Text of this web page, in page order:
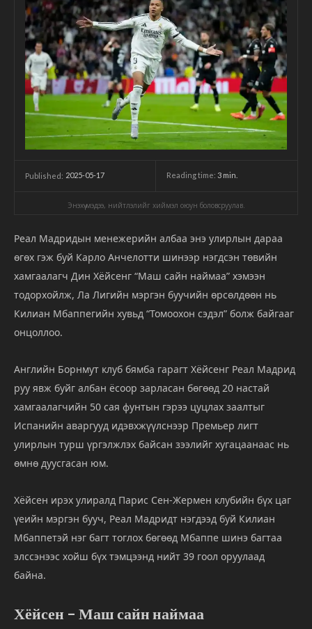
Published: 2025-05-17 Reading time: 3 min.
Энэхүү мэдээ, нийтлэлийг хиймэл оюун боловсруулав.
Реал Мадридын менежерийн албаа энэ улирлын дараа
өгөх гэж буй Карло Анчелотти шинээр нэгдсэн төвийн
хамгаалагч Дин Хёйсенг “Маш сайн наймаа” хэмээн
тодорхойлж, Ла Лигийн мэргэн буучийн өрсөлдөөн нь
Килиан Мбаппегийн хувьд “Томоохон сэдэл” болж байгааг
онцоллоо.
Английн Борнмут клуб бямба гарагт Хёйсенг Реал Мадрид
руу явж буйг албан ёсоор зарласан бөгөөд 20 настай
хамгаалагчийн 50 сая фунтын гэрээ цуцлах заалтыг
Испанийн аваргууд идэвхжүүлснээр Премьер лигт
улирлын турш үргэлжлэх байсан зээлийг хугацаанаас нь
өмнө дуусгасан юм.
Хёйсен ирэх улиралд Парис Сен-Жермен клубийн бүх цаг
үеийн мэргэн бууч, Реал Мадридт нэгдээд буй Килиан
Мбаппетэй нэг багт тоглох бөгөөд Мбаппе шинэ багтаа
элссэнээс хойш бүх тэмцээнд нийт 39 гоол оруулаад
байна.
Хёйсен – Машсайннаймаа